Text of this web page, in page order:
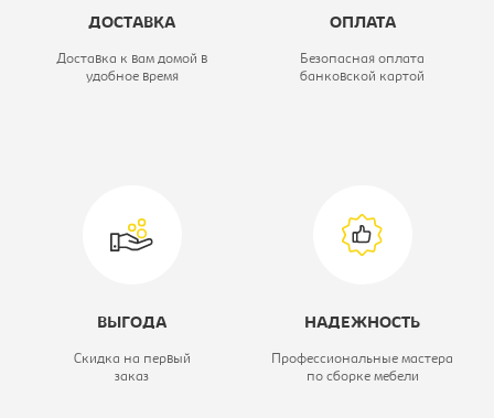
Модель кресла: CH-330M
ДОСТАВКА
Доставка к вам домой в
удобное время
ОПЛАТА
Безопасная оплата
банковской картой
ВЫГОДА
Скидка на первый
заказ
НАДЕЖНОСТЬ
Профессиональные мастера
по сборке мебели